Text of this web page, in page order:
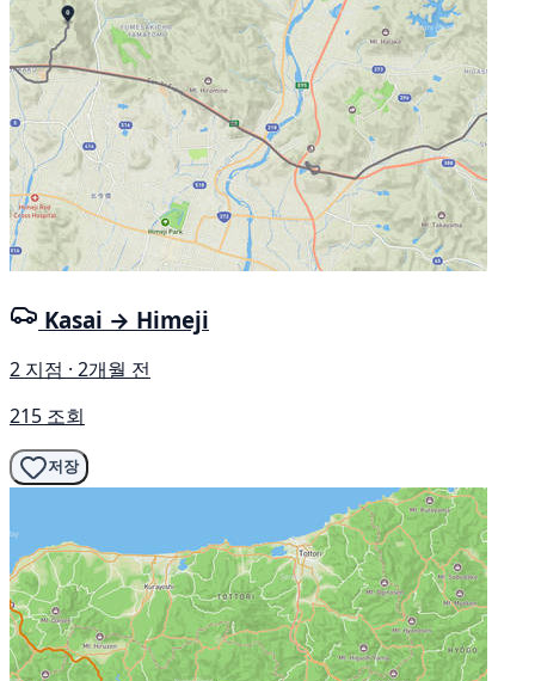
Kasai → Himeji
2 지점 · 2개월 전
215 조회
저장